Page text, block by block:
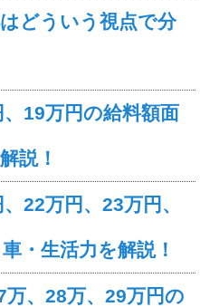
どういう視点で分
19万円の給料額面
説！
22万円、23万円、
・生活力を解説！
、28万、29万円の